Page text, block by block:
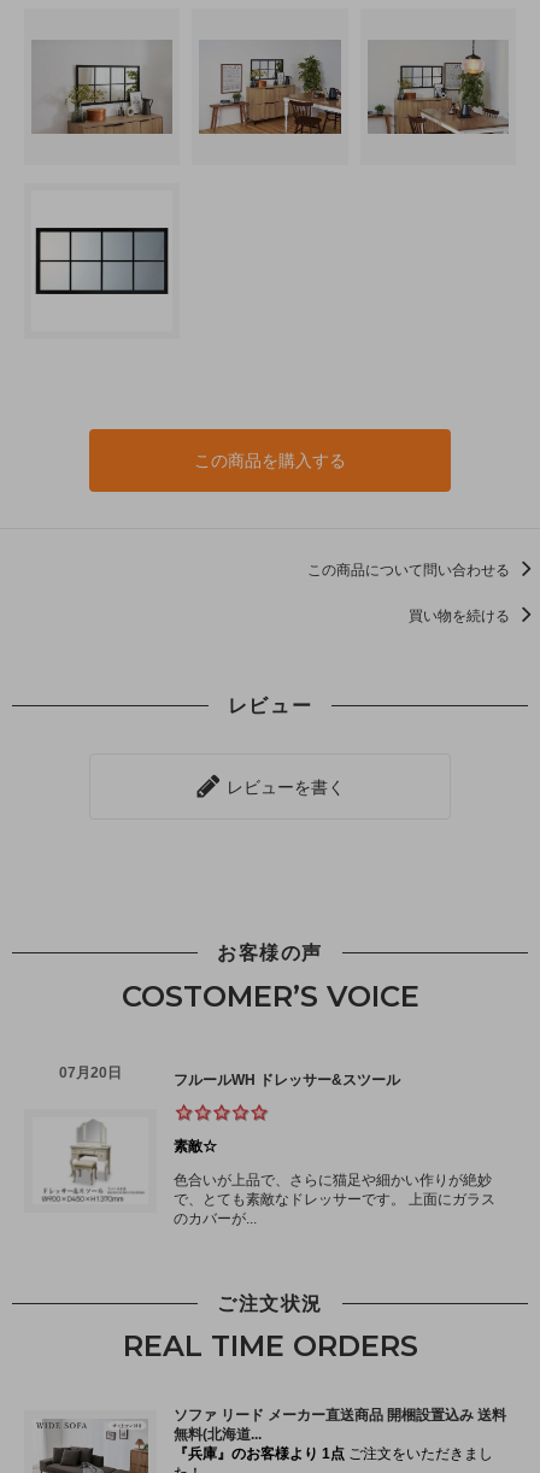
この商品を購入する
この商品について問い合わせる
買い物を続ける
レビュー
レビューを書く
お客様の声
COSTOMER’S VOICE
ご注文状況
REAL TIME ORDERS